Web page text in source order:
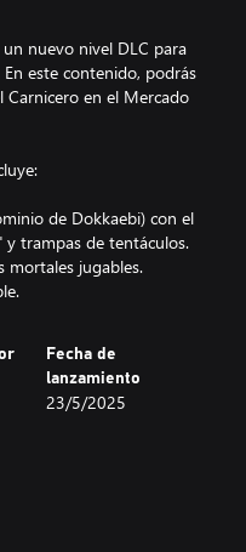
un nuevo nivel DLC para
este contenido, podrás
en el Mercado
de Dokkaebi) con el
y trampas de tentáculos.
mortales jugables.
Fecha de
lanzamiento
23/5/2025